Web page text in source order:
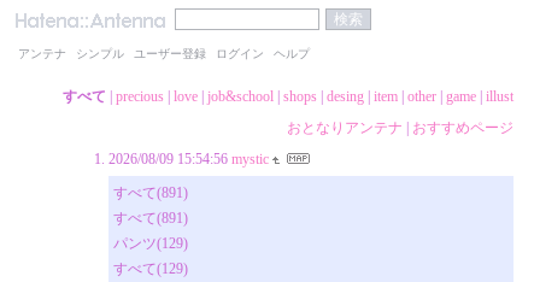
アンテナ シンプル ユーザー登録 ログイン ヘルプ
すべて precious| love| job&school| shops| desing| item| other| game| illust
おとなりアンテナ
おすすめページ
2026/08/09 15:54:56 mystic
すべて(891)
すべて(891)
パンツ(129)
すべて(129)